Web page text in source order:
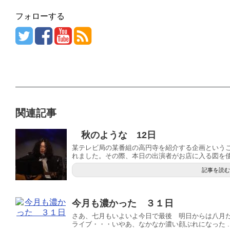
フォローする
関連記事
秋のような 12日
某テレビ局の某番組の高円寺を紹介する企画という
れました。その際、本日の出演者がお店に入る図を
記事を読む
今月も濃かった ３１日
さあ、七月もいよいよ今日で最後 明日からは八
ライブ・・・いやあ、なかなか濃い顔ぶれになった